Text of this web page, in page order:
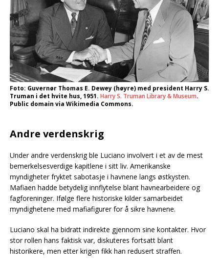
Foto: Guvernør Thomas E. Dewey (høyre) med president Harry S.
Truman i det hvite hus, 1951. Harry S. Truman Library & Museum.
Public domain via Wikimedia Commons.
Andre verdenskrig
Under andre verdenskrig ble Luciano involvert i et av de mest
bemerkelsesverdige kapitlene i sitt liv. Amerikanske
myndigheter fryktet sabotasje i havnene langs østkysten.
Mafiaen hadde betydelig innflytelse blant havnearbeidere og
fagforeninger. Ifølge flere historiske kilder samarbeidet
myndighetene med mafiafigurer for å sikre havnene.
Luciano skal ha bidratt indirekte gjennom sine kontakter. Hvor
stor rollen hans faktisk var, diskuteres fortsatt blant
historikere, men etter krigen fikk han redusert straffen.